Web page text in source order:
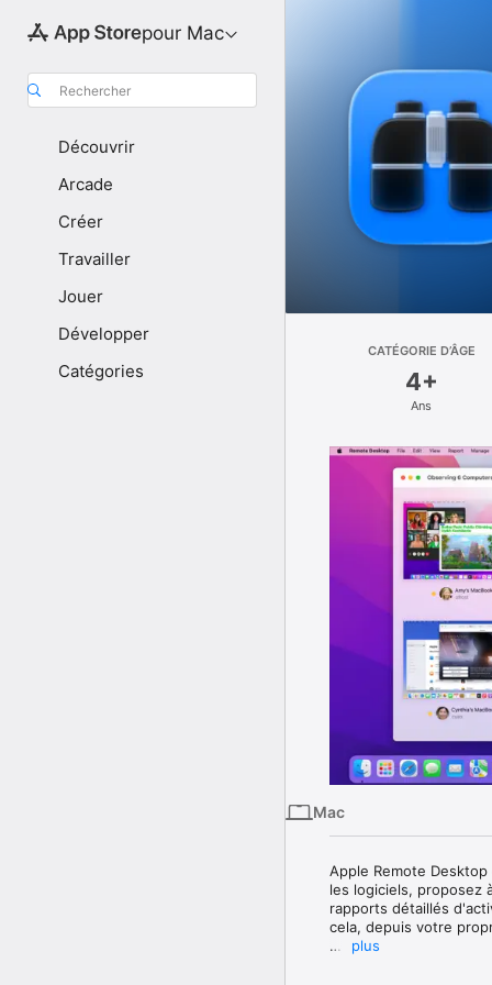
pour Mac
Rechercher
Découvrir
Arcade
Créer
Travailler
Jouer
Développer
Catégories
CATÉGORIE D’ÂGE
4+
Ans
Mac
Apple Remote
les logiciels, proposez
rapports détaillés
cela, depuis votre
plus